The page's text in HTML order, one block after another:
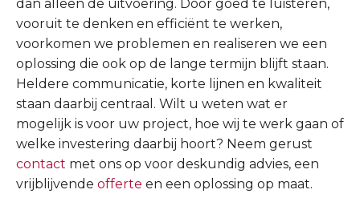
dan alleen de uitvoering. Door goed te luisteren,
vooruit te denken en efficiënt te werken,
voorkomen we problemen en realiseren we een
oplossing die ook op de lange termijn blijft staan.
Heldere communicatie, korte lijnen en kwaliteit
staan daarbij centraal. Wilt u weten wat er
mogelijk is voor uw project, hoe wij te werk gaan of
welke investering daarbij hoort? Neem gerust
contact met ons op voor deskundig advies, een
vrijblijvende offerte en een oplossing op maat.